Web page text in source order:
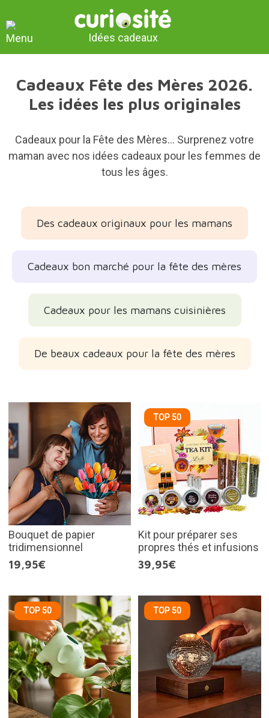
Idées cadeaux
Cadeaux Fête des Mères 2026.
Les idées les plus originales
Cadeaux pour la Fête des Mères... Surprenez votre
maman avec nos idées cadeaux pour les femmes de
tous les âges.
Des cadeaux originaux pour les mamans
Cadeaux bon marché pour la fête des mères
Cadeaux pour les mamans cuisinières
De beaux cadeaux pour la fête des mères
Bouquet de papier
tridimensionnel
19,95€
TOP 50
Kit pour préparer ses
propres thés et infusions
39,95€
TOP 50 TOP 50